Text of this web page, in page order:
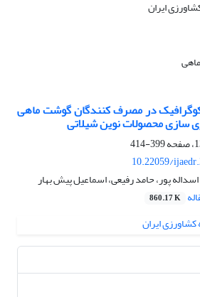
در مصرف کنندگان گوشت ماهی
سازی محصولات نوین شیلاتی
399-414
10.22059/
پور، حامد رفیعی، اسماعیل پیش بهار
860.17 K